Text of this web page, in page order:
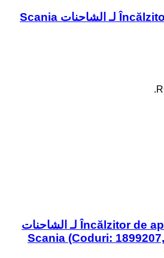
جهاز التدفئة Încălzitor de apă لـ الشاحنات Scania
جهاز التدفئة Încălzitor de apă pentru لـ الشاحنات
Scania (Coduri: